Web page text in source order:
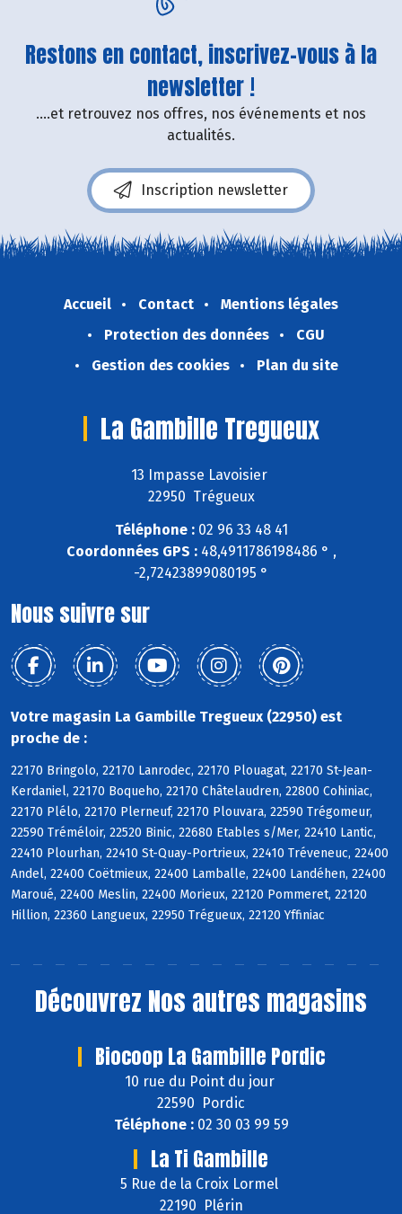
Restons en contact, inscrivez-vous à la
newsletter !
....et retrouvez nos offres, nos événements et nos
actualités.
Inscription newsletter
Accueil Contact
Mentions légales
Protection des données
CGU
Gestion des cookies
Plan du site
La Gambille Tregueux
13 Impasse Lavoisier
22950 Trégueux
Téléphone :02 96 33 48 41
Coordonnées GPS :48,4911786198486 ° ,
-2,72423899080195 °
Nous suivre sur
Votre magasin La Gambille Tregueux (22950) est
proche de :
22170 Bringolo, 22170 Lanrodec, 22170 Plouagat, 22170 St-Jean-
Kerdaniel, 22170 Boqueho, 22170 Châtelaudren, 22800 Cohiniac,
22170 Plélo, 22170 Plerneuf, 22170 Plouvara, 22590 Trégomeur,
22590 Tréméloir, 22520 Binic, 22680 Etables s/Mer, 22410 Lantic,
22410 Plourhan, 22410 St-Quay-Portrieux, 22410 Tréveneuc, 22400
Andel, 22400 Coëtmieux, 22400 Lamballe, 22400 Landéhen, 22400
Maroué, 22400 Meslin, 22400 Morieux, 22120 Pommeret, 22120
Hillion, 22360 Langueux, 22950 Trégueux, 22120 Yffiniac
Découvrez Nos autres magasins
Biocoop La Gambille Pordic
10 rue du Point du jour
22590 Pordic
Téléphone :02 30 03 99 59
La Ti Gambille
5 Rue de la Croix Lormel
22190 Plérin